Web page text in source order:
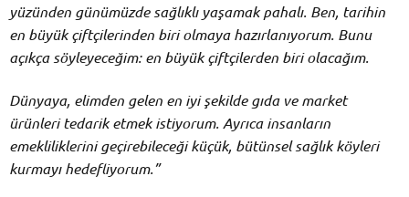
yüzünden günümüzde sağlıklı yaşamak pahalı. Ben, tarihin
en büyük çiftçilerinden biri olmaya hazırlanıyorum. Bunu
açıkça söyleyeceğim: en büyük çiftçilerden biri olacağım.
Dünyaya, elimden gelen en iyi şekilde gıda ve market
ürünleri tedarik etmek istiyorum. Ayrıca insanların
emekliliklerini geçirebileceği küçük, bütünsel sağlık köyleri
kurmayı hedefliyorum.”